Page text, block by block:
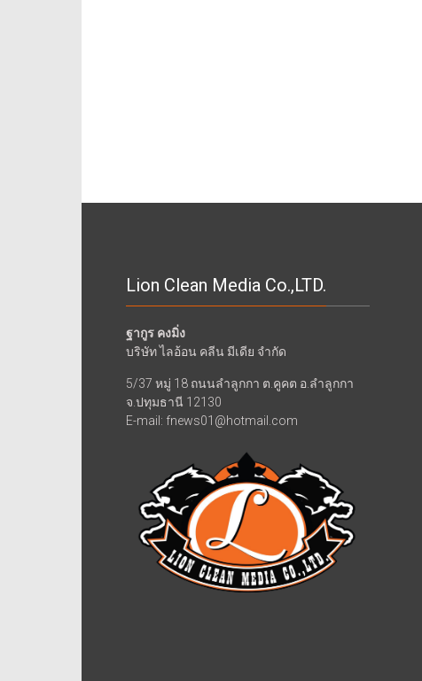
Lion Clean Media Co.,LTD.
ฐากูร คงมิ่ง
บริษัท ไลอ้อน คลีน มีเดีย จำกัด
5/37 หมู่ 18 ถนนลำลูกกา ต.คูคต อ.ลำลูกกา
จ.ปทุมธานี 12130
E-mail: fnews01@hotmail.com